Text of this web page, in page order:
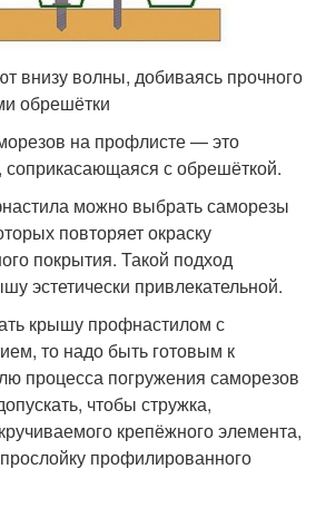
внизу волны, добиваясь прочного
обрешётки
на профлисте — это
с обрешёткой.
можно выбрать саморезы
повторяет окраску
покрытия. Такой подход
эстетически привлекательной.
крышу профнастилом с
то надо быть готовым к
процесса погружения саморезов
чтобы стружка,
крепёжного элемента,
профилированного